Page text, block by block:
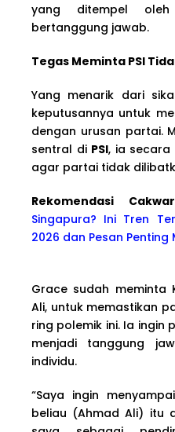
yang ditempel
bertanggung jawab.
Tegas Meminta PSI
Yang menarik dari
keputusannya untuk
dengan urusan partai.
sentral di PSI, ia secara
agar partai tidak
Rekomendasi Cakwa
Singapura? Ini Tren
2026 dan Pesan Penting
Grace sudah meminta
Ali, untuk memastikan
ring polemik ini. Ia ingin
menjadi tanggung
individu.
“Saya ingin
beliau (Ahmad Ali) itu